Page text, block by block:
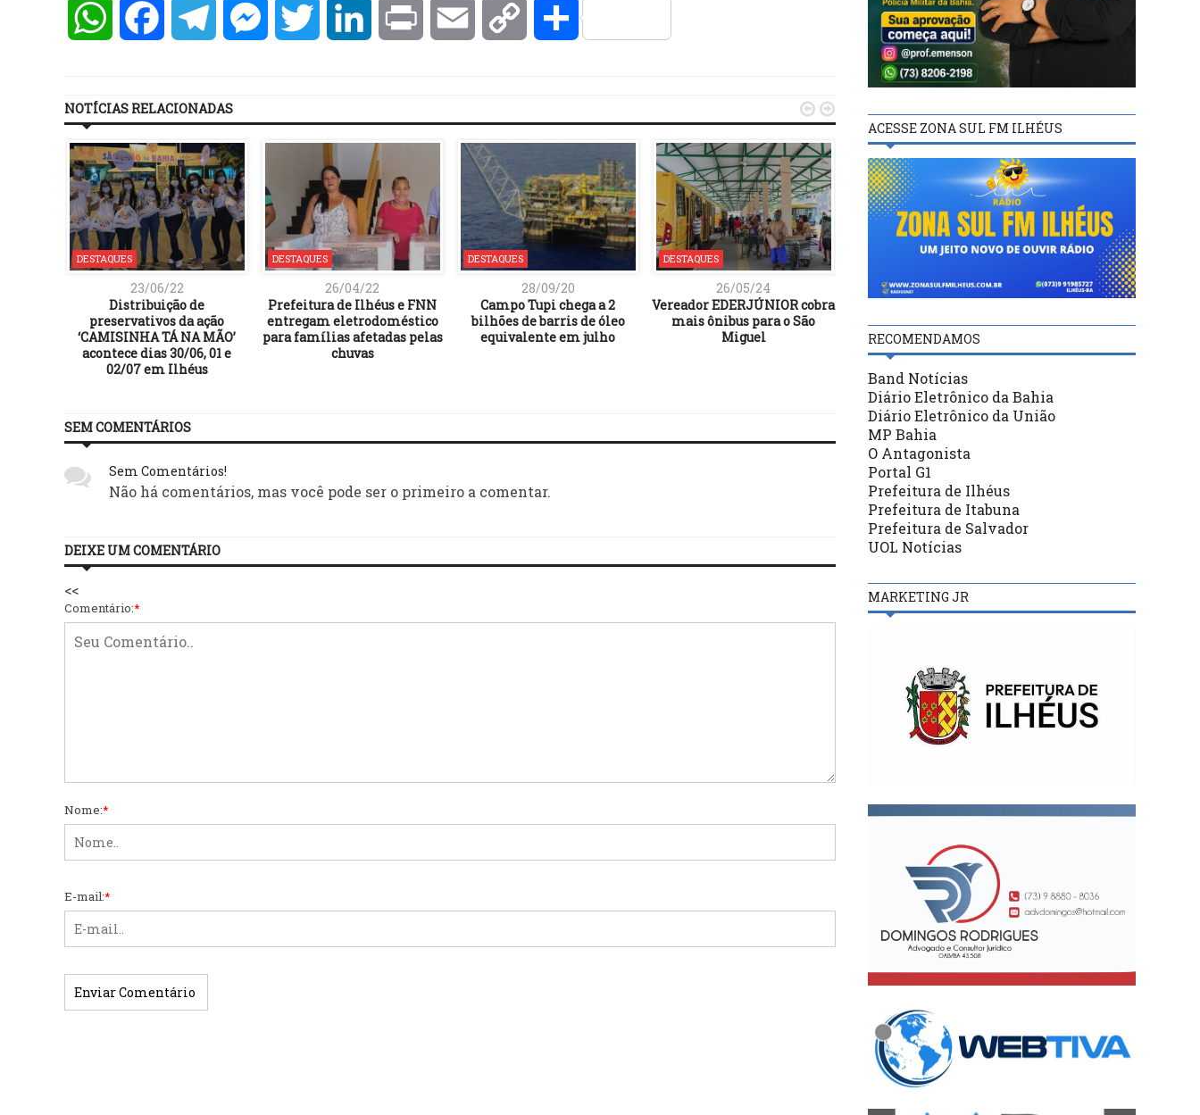
WhatsAppFacebookTelegramMessengerTwitter LinkedInPrint Email Copy Compartilhar
NOTÍCIAS RELACIONADAS
DESTAQUES
23/06/22
Distribuição de
preservativos da ação
‘CAMISINHA TÁ NA MÃO’
acontece dias 30/06, 01 e
02/07 em Ilhéus
DESTAQUES
26/04/22
Prefeitura de Ilhéus e FNN
entregam eletrodoméstico
para famílias afetadas pelas
chuvas
DESTAQUES
28/09/20
Campo Tupi chega a 2
bilhões de barris de óleo
equivalente em julho
DESTAQUES
26/05/24
Vereador EDERJÚNIOR cobra
mais ônibus para o São
Miguel
20/08/18
e poliomielite prossegue em
Ilhéus até o dia 30 deste mês
DESTAQUES
27/04/16
Brasil é processado
Corte Interamericana
Direitos Humanos por
 
SEM COMENTÁRIOS
Sem Comentários!
Não há comentários, mas você pode ser o primeiro a comentar.
DEIXE UM COMENTÁRIO
<<
Comentário:*
Nome:*
E-mail:*
ACESSE ZONA SUL FM ILHÉUS
RECOMENDAMOS
Band Notícias
Diário Eletrônico da Bahia
Diário Eletrônico da União
MP Bahia
O Antagonista
Portal G1
Prefeitura de Ilhéus
Prefeitura de Itabuna
Prefeitura de Salvador
UOL Notícias
MARKETING JR